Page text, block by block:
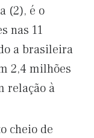
(2), é o
nas 11
a brasileira
2,4 milhões
relação à
cheio de